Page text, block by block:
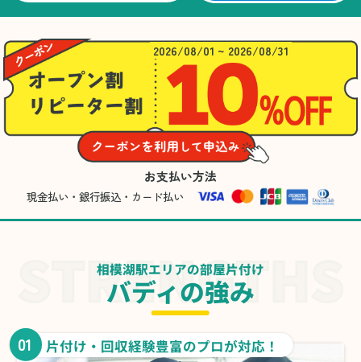
2026/08/01 ~ 2026/08/31
お支払い方法
現金払い・銀行振込・カード払い
相模湖駅エリアの部屋片付け
バディの強み
01 片付け・回収経験豊富のプロが対応！